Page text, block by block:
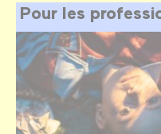
Pour les